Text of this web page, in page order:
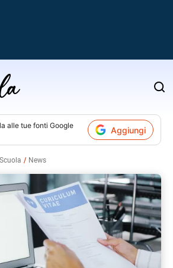
alle tue fonti Google
Aggiungi
News